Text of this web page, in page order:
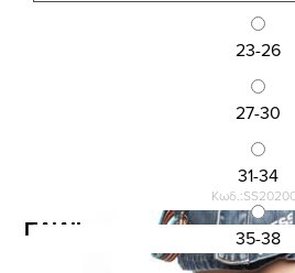
23-26
27-30
31-34
35-38
ΠΑΙΔΙΚΗ ΚΟΦΤΗ
1,50 €